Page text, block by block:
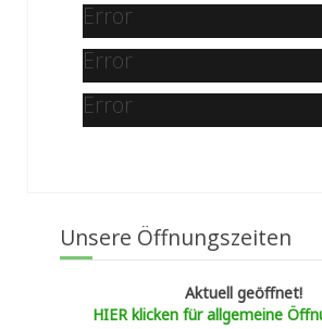
Error
Error
Error
Unsere Öffnungszeiten
Aktuell geöffnet!
HIER klicken für allgemeine